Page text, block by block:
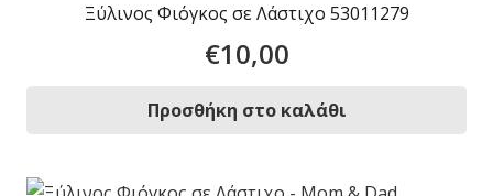
Ξύλινος Φιόγκος σε Λάστιχο 53011279
€10,00
Προσθήκη στο καλάθι